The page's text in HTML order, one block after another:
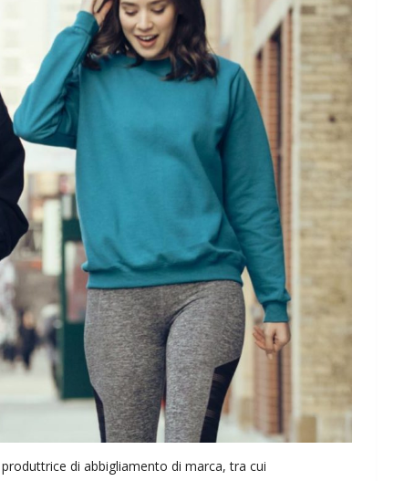
produttrice di abbigliamento di marca, tra cui